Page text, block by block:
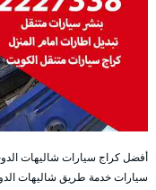
أفضل كراج سيارات شاليهات
سيارات خدمة طريق شاليهات